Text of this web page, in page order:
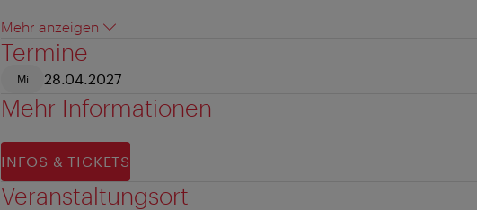
Mehr anzeigen
Termine
Mi 28.04.2027
Mehr Informationen
INFOS & TICKETS
Veranstaltungsort